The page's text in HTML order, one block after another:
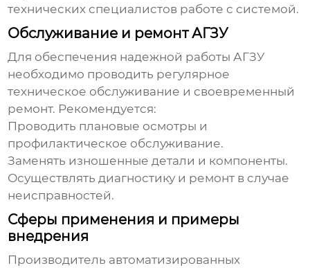
технических специалистов работе с системой.
Обслуживание и ремонт АГЗУ
Для обеспечения надежной работы АГЗУ
необходимо проводить регулярное
техническое обслуживание и своевременный
ремонт. Рекомендуется:
Проводить плановые осмотры и
профилактическое обслуживание.
Заменять изношенные детали и компоненты.
Осуществлять диагностику и ремонт в случае
неисправностей.
Сферы применения и примеры
внедрения
Производитель автоматизированных